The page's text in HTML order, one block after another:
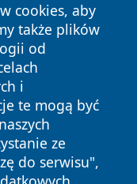
cookies, aby
także plików
od
i
te mogą być
ze
do serwisu",
prawa